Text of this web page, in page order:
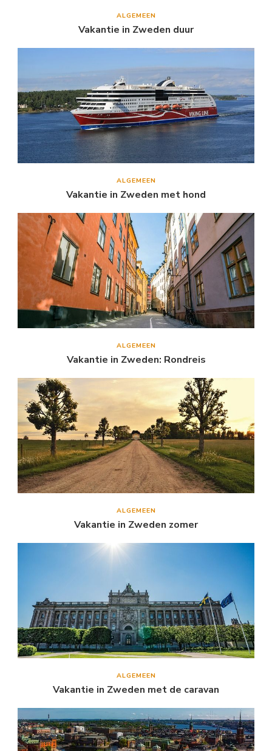
ALGEMEEN
Vakantie in Zweden duur
ALGEMEEN
Vakantie in Zweden met hond
ALGEMEEN
Vakantie in Zweden: Rondreis
ALGEMEEN
Vakantie in Zweden zomer
ALGEMEEN
Vakantie in Zweden met de caravan